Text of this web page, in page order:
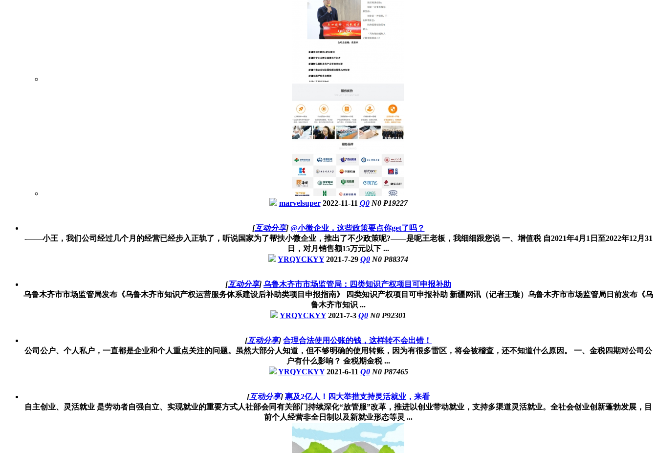
marvelsuper 2022-11-11 Q0 N0 P19227
[互动分享] @小微企业，这些政策要点你get了吗？
-——小王，我们公司经过几个月的经营已经步入正轨了，听说国家为了帮扶小微企业，推出了不少政策呢?——是呢王老板，我细细跟您说 一、增值税 自2021年4月1日至2022年12月31
日，对月销售额15万元以下 ...
YRQYCKYY 2021-7-29 Q0 N0 P88374
[互动分享] 乌鲁木齐市市场监管局：四类知识产权项目可申报补助
乌鲁木齐市市场监管局发布《乌鲁木齐市知识产权运营服务体系建设后补助类项目申报指南》 四类知识产权项目可申报补助 新疆网讯（记者王璇）乌鲁木齐市市场监管局日前发布《乌
鲁木齐市知识 ...
YRQYCKYY 2021-7-3 Q0 N0 P92301
[互动分享] 合理合法使用公账的钱，这样转不会出错！
公司公户、个人私户，一直都是企业和个人重点关注的问题。虽然大部分人知道，但不够明确的使用转账，因为有很多雷区，将会被稽查，还不知道什么原因。 一、金税四期对公司公
户有什么影响？ 金税期金税 ...
YRQYCKYY 2021-6-11 Q0 N0 P87465
[互动分享] 惠及2亿人！四大举措支持灵活就业，来看
自主创业、灵活就业 是劳动者自强自立、实现就业的重要方式人社部会同有关部门持续深化“放管服”改革，推进以创业带动就业，支持多渠道灵活就业。全社会创业创新蓬勃发展，目
前个人经营非全日制以及新就业形态等灵 ...